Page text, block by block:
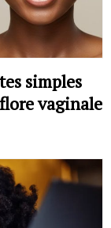
simples
vaginale